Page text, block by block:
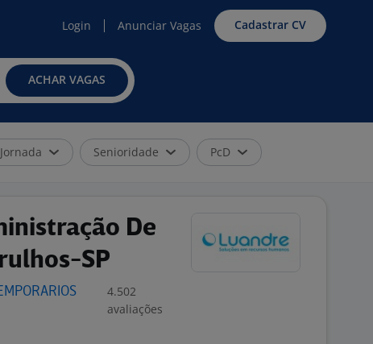
Login Anunciar Vagas Cadastrar CV
ACHAR VAGAS
Jornada Senioridade PcD
De
SP
4.502
avaliações